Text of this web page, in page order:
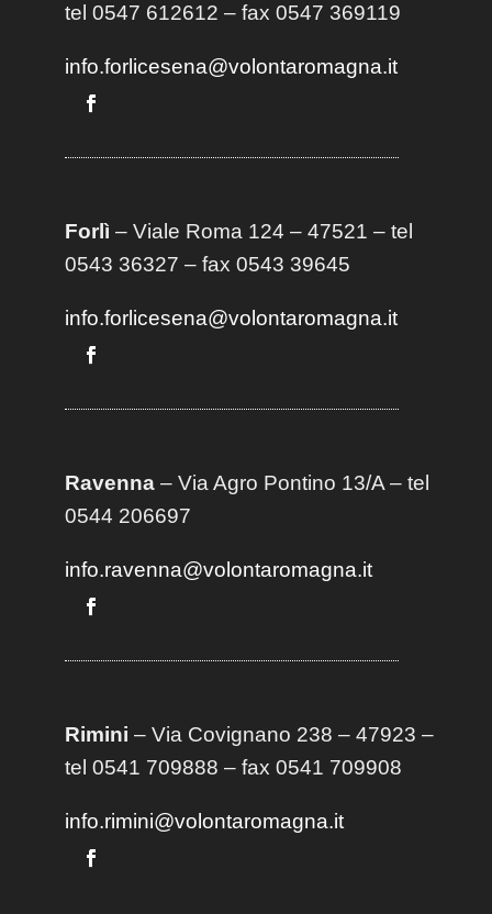
tel 0547 612612 – fax 0547 369119
info.forlicesena@volontaromagna.it
Forlì – Viale Roma 124 – 47521 – tel
0543 36327 – fax 0543 39645
info.forlicesena@volontaromagna.it
Ravenna– Via Agro Pontino 13/A– tel
0544 206697
info.ravenna@volontaromagna.it
Rimini – Via Covignano 238 – 47923 –
tel 0541 709888 – fax 0541 709908
info.rimini@volontaromagna.it